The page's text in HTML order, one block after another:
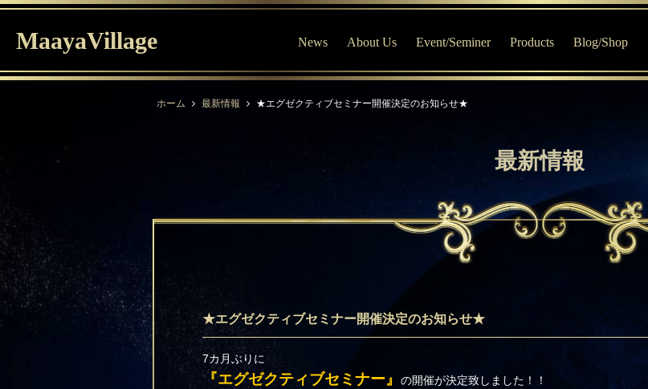
MaayaVillage News About Us
プロフィール
Event/Seminer Products
ブレインエステ®について
MVおすすめチャート診断
Blog/Shop
ホーム 最新情報 ★エグゼクティブセミナー開催決定のお知らせ★
最新情報
★エグゼクティブセミナー開催決定のお知らせ★
7カ月ぶりに
『エグゼクティブセミナー』 の開催が決定致しました！！